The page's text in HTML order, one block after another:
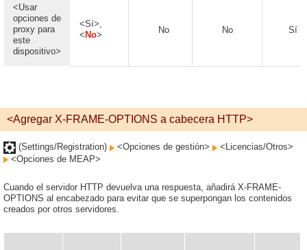
<Usar
opciones de
proxy para
este
dispositivo>
<Sí>,
< No> No No Sí
<Agregar X-FRAME-OPTIONS a cabecera HTTP>
(Settings/Registration) <Opciones de gestión>
<Licencias/Otros>
<Opciones de MEAP>
Cuando el servidor HTTP devuelva una respuesta, añadirá X-FRAME-
OPTIONS al encabezado para evitar que se superpongan los contenidos
creados por otros servidores.